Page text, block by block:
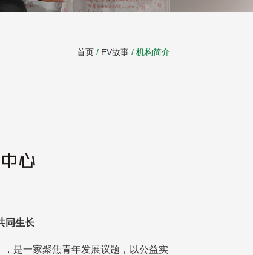
首页 / EV故事 / 机构简介
同生长
是一家聚焦青年发展议题，以公益实